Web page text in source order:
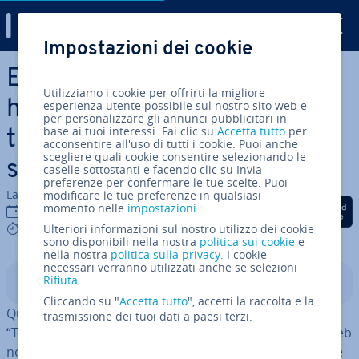
Vai al contenuto prin­ci­pa­le
Errore in WordPress “There
has been a critical error on
this website”: consigli e
soluzioni
La redazione di IONOS
25 mar 2025
6 mins
Condividi via Facebook
Condividi via Twitter
Condividi via
Indice
Quando in WordPress compare il messaggio di errore
“There has been a critical error on this website”, i siti web
non fun­zio­na­no più. In questo articolo ti pre­sen­tia­mo le
Impostazioni dei cookie
Utilizziamo i cookie per offrirti la migliore
esperienza utente possibile sul nostro sito web e
per personalizzare gli annunci pubblicitari in
base ai tuoi interessi. Fai clic suAccetta tutto per
acconsentire all'uso di tutti i cookie. Puoi anche
scegliere quali cookie consentire selezionando le
caselle sottostanti e facendo clic su Invia
preferenze per confermare le tue scelte. Puoi
modificare le tue preferenze in qualsiasi
momento nelle impostazioni.
Ulteriori informazioni sul nostro utilizzo dei cookie
sono disponibili nella nostra politica sui cookie e
nella nostra politica sulla privacy. I cookie
necessari verranno utilizzati anche se selezioni
Rifiuta.
Cliccando su "Accetta tutto", accetti la raccolta e la
trasmissione dei tuoi dati a paesi terzi.